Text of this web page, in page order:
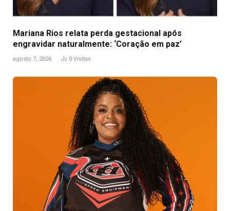
Mariana Rios relata perda gestacional após
engravidar naturalmente: ‘Coração em paz’
agosto 7, 2026 0 Visitas